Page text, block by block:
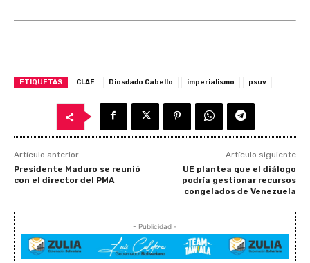
ETIQUETAS CLAE Diosdado Cabello imperialismo psuv
Artículo anterior
Presidente Maduro se reunió
con el director del PMA
Artículo siguiente
UE plantea que el diálogo
podría gestionar recursos
congelados de Venezuela
- Publicidad -